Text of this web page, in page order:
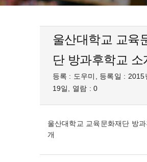
울산대학교 교육
단 방과후학교 소
등록 : 도우미, 등록일 : 2015
19일, 열람 : 0
울산대학교 교육문화재단 방
개